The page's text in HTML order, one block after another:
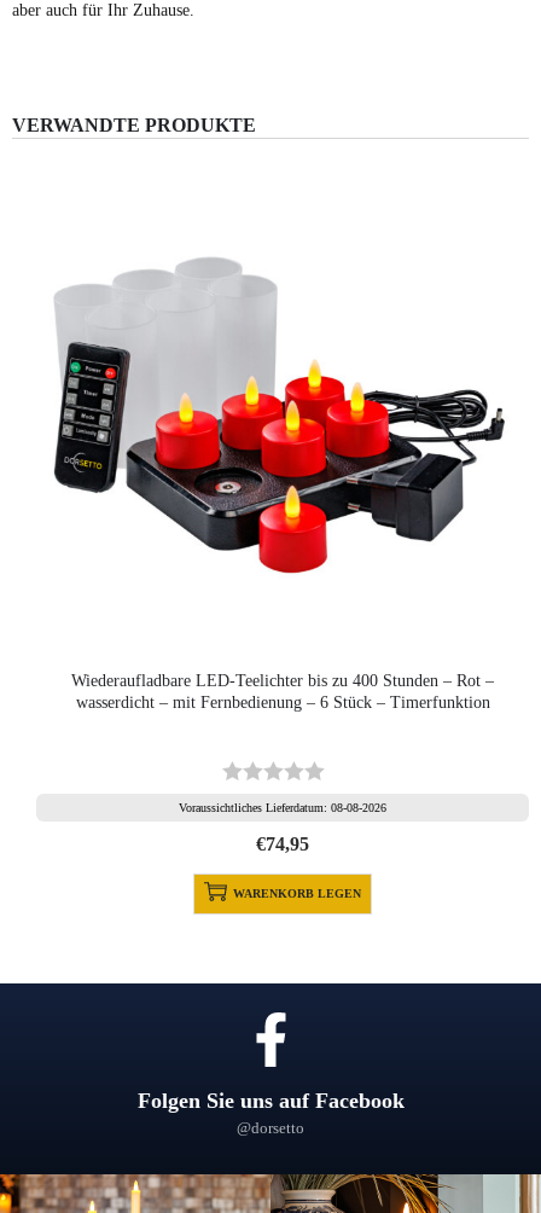
aber auch für Ihr Zuhause.
VERWANDTE PRODUKTE
Wiederaufladbare LED-Teelichter bis zu 400 Stunden – Rot –
wasserdicht – mit Fernbedienung – 6 Stück – Timerfunktion
Voraussichtliches Lieferdatum: 08-08-2026
€74,95
WARENKORB LEGEN
Folgen Sie uns auf Facebook
@dorsetto